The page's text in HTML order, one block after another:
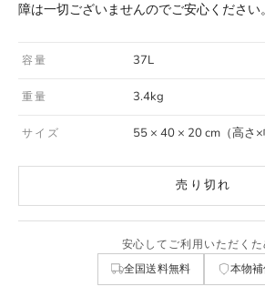
障は一切ございませんのでご安心ください。
容量 37L
重量 3.4kg
サイズ 55 × 40 × 20 cm（高さ×
売り切れ
安心してご利用いただくた
全国送料無料 本物